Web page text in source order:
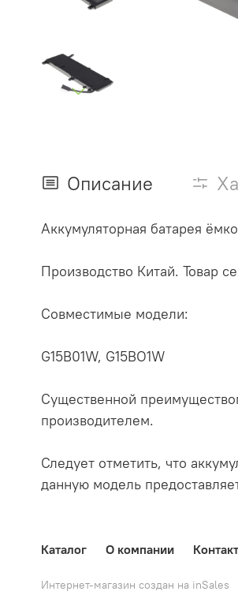
Описание
Аккумуляторная батарея
Производство Китай. Товар
Совместимые модели:
G15B01W, G15BO1W
Существенной
производителем.
Следует отметить, что
данную модель
Каталог О компании
Интернет-магазин создан на inSales